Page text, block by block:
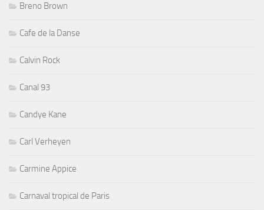
Breno Brown
Cafe de la Danse
Calvin Rock
Canal 93
Candye Kane
Carl Verheyen
Carmine Appice
Carnaval tropical de Paris